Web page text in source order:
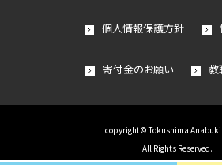
個人情報保護方針
寄付金のお願い 教
copyright© Tokushima Anabuki
All Rights Reserved.